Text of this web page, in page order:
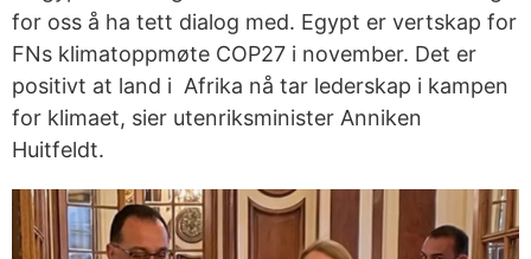
for oss å ha tett dialog med. Egypt er vertskap for
FNs klimatoppmøte COP27 i november. Det er
positivt at land i Afrika nå tar lederskap i kampen
for klimaet, sier utenriksminister Anniken
Huitfeldt.